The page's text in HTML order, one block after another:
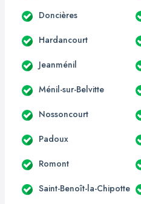
Doncières
Hardancourt
Jeanménil
Ménil-sur-Belvitte
Nossoncourt
Padoux
Romont
Saint-Benoît-la-Chipotte